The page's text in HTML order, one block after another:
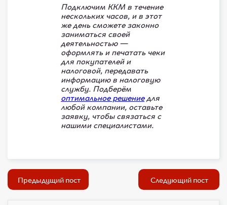
Подключим ККМ в течение
нескольких часов, и в этот
же день сможете законно
заниматься своей
деятельностью —
оформлять и печатать чеки
для покупателей и
налоговой, передавать
информацию в налоговую
службу. Подберём
оптимальное решениедля
любой компании, оставьте
заявку, чтобы связаться с
нашими специалистами.
Предыдущий пост Следующий пост